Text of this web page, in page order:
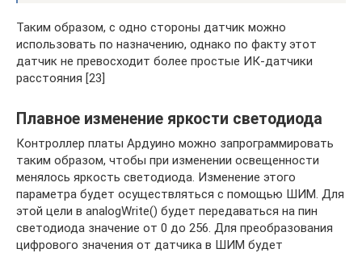
Таким образом, с одно стороны датчик можно
использовать по назначению, однако по факту этот
датчик не превосходит более простые ИК-датчики
расстояния [23]
Плавное изменение яркости светодиода
Контроллер платы Ардуино можно запрограммировать
таким образом, чтобы при изменении освещенности
менялось яркость светодиода. Изменение этого
параметра будет осуществляться с помощью ШИМ. Для
этой цели в analogWrite() будет передаваться на пин
светодиода значение от 0 до 256. Для преобразования
цифрового значения от датчика в ШИМ будет